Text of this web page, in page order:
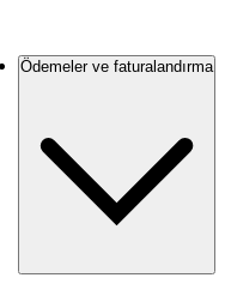
Ödemeler ve faturalandırma